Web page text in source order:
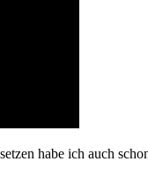
habe ich auch